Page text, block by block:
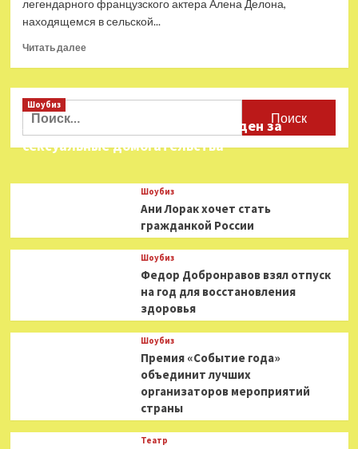
Голливуд
«жестоким
к
легендарного французского актера Алена Делона,
находящемся в сельской...
Читать далееПрочитать
Полиция
оружия
в
Алена
Найти:
Шоубиз
Звезда «Игры в кальмара» осужден за
сексуальные домогательства
Шоубиз
Ани Лорак хочет стать
гражданкой России
Шоубиз
Федор Добронравов взял отпуск
на год для восстановления
здоровья
Шоубиз
Премия «Событие года»
объединит лучших
организаторов мероприятий
страны
Театр